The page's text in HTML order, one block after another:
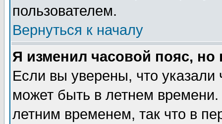
пользователем.
Вернуться к началу
Я изменил часовой пояс,
Если вы уверены, что указали
может быть в летнем
летним временем, так что в